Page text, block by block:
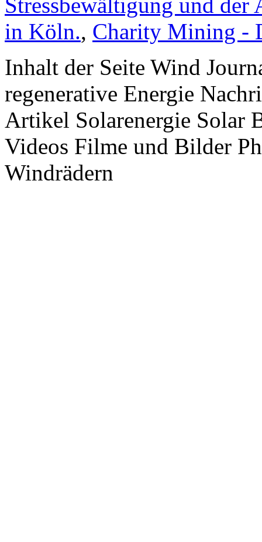
in Köln., Charity Mining -
Inhalt der Seite Wind
regenerative Energie
Artikel Solarenergie Solar
Videos Filme und Bilder
Windrädern